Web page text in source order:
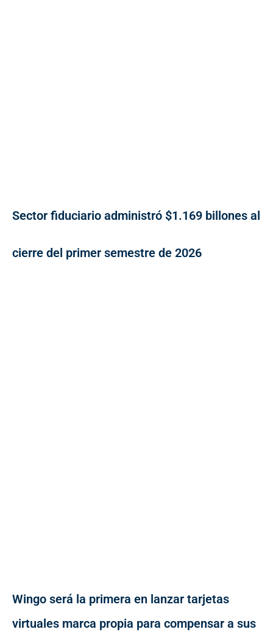
Sector fiduciario administró $1.169 billones al
cierre del primer semestre de 2026
Wingo será la primera en lanzar tarjetas
virtuales marca propia para compensar a sus